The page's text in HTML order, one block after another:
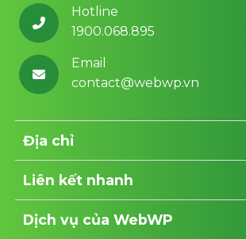
Hotline
1900.068.895
Email
contact@webwp.vn
Địa chỉ
Liên kết nhanh
Dịch vụ của WebWP